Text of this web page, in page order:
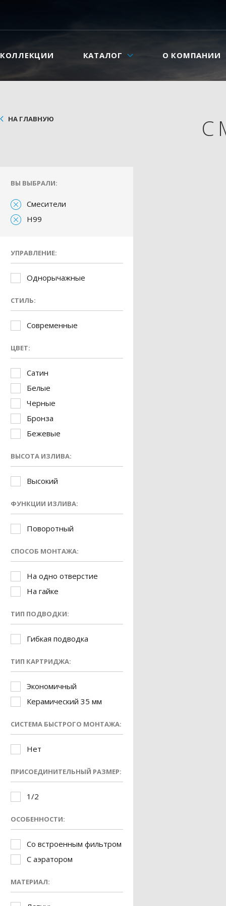
КОЛЛЕКЦИИ КАТАЛОГ О КОМПАНИИ
НА ГЛАВНУЮ
ВЫ ВЫБРАЛИ:
Смесители
H99
УПРАВЛЕНИЕ:
Однорычажные
СТИЛЬ:
Современные
ЦВЕТ:
Сатин
Белые
Черные
Бронза
Бежевые
ВЫСОТА ИЗЛИВА:
Высокий
ФУНКЦИИ ИЗЛИВА:
Поворотный
СПОСОБ МОНТАЖА:
На одно отверстие
На гайке
ТИП ПОДВОДКИ:
Гибкая подводка
ТИП КАРТРИДЖА:
Экономичный
Керамический 35 мм
СИСТЕМА БЫСТРОГО МОНТАЖА:
Нет
ПРИСОЕДИНИТЕЛЬНЫЙ РАЗМЕР:
1/2
ОСОБЕННОСТИ:
Со встроенным фильтром
С аэратором
МАТЕРИАЛ: